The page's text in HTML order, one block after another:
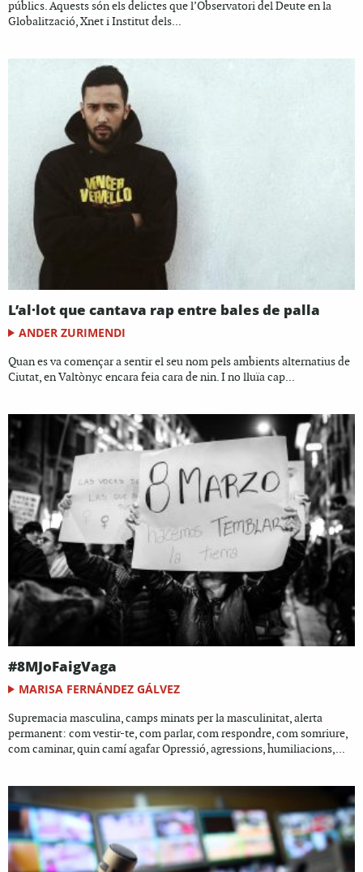
públics. Aquests són els delictes que l’Observatori del Deute en la
Globalització, Xnet i Institut dels...
L’al·lot que cantava rap entre bales de palla
ANDER ZURIMENDI
Quan es va començar a sentir el seu nom pels ambients alternatius de
Ciutat, en Valtònyc encara feia cara de nin. I no lluïa cap...
#8MJoFaigVaga
MARISA FERNÁNDEZ GÁLVEZ
Supremacia masculina, camps minats per la masculinitat, alerta
permanent: com vestir-te, com parlar, com respondre, com somriure,
com caminar, quin camí agafar Opressió, agressions, humiliacions,...